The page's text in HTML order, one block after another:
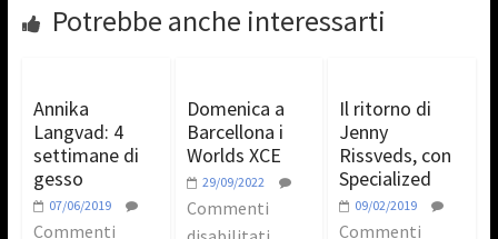
Potrebbe anche interessarti
Annika
Langvad: 4
settimane di
gesso
07/06/2019
Commenti
Domenica a
Barcellona i
Worlds XCE
29/09/2022
Commenti
Il ritorno di
Jenny
Rissveds, con
Specialized
09/02/2019
Commenti